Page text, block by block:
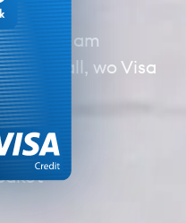
Geld am
überall, wo Visa